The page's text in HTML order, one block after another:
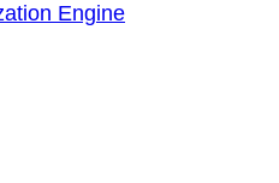
Engine